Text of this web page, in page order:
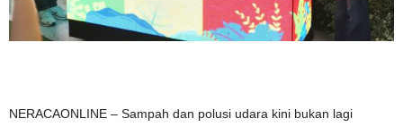
NERACAONLINE – Sampah dan polusi udara kini bukan lagi